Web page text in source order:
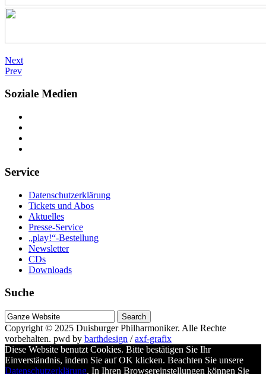
Next
Prev
Soziale Medien
Service
Datenschutzerklärung
Tickets und Abos
Aktuelles
Presse-Service
„play!“-Bestellung
Newsletter
CDs
Downloads
Suche
Suche
nach
Copyright © 2025 Duisburger Philharmoniker. Alle Rechte
vorbehalten. pwd by barthdesign /axf-grafix
Diese Website benutzt Cookies. Bitte bestätigen Sie Ihr
Einverständnis, indem Sie auf OK klicken. Beachten Sie unsere
Datenschutzerklärung. In Ihren Browsereinstellungen können Sie